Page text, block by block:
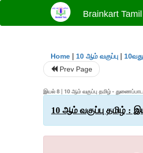
Brainkart Tamil
Home | 10 ஆம் வகுப்பு |
Prev Page
இயல் 8 | 10 ஆம் வகுப்பு தமிழ் -
10 ஆம் வகுப்பு தமிழ் :